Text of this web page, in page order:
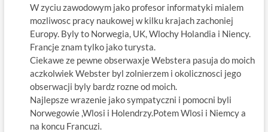
W zyciu zawodowym jako profesor informatyki mialem
mozliwosc pracy naukowej w kilku krajach zachoniej
Europy. Byly to Norwegia, UK, Wlochy Holandia i Niency.
Francje znam tylko jako turysta.
Ciekawe ze pewne obserwaxje Webstera pasuja do moich
aczkolwiek Webster byl zolnierzem i okolicznosci jego
obserwacji byly bardz rozne od moich.
Najlepsze wrazenie jako sympatyczni i pomocni byli
Norwegowie ,Wlosi i Holendrzy.Potem Wlosi i Niemcy a
na koncu Francuzi.